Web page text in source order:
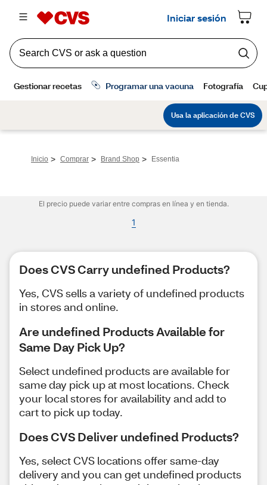
Inicio > Comprar > Brand Shop > Essentia
El precio puede variar entre compras en línea y en tienda.
1
Does CVS Carry undefined Products?
Yes, CVS sells a variety of undefined products
in stores and online.
Are undefined Products Available for
Same Day Pick Up?
Select undefined products are available for
same day pick up at most locations. Check
your local stores for availability and add to
cart to pick up today.
Does CVS Deliver undefined Products?
Yes, select CVS locations offer same-day
delivery and you can get undefined products